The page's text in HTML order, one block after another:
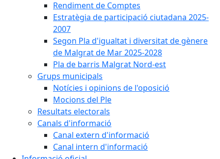
Rendiment de Comptes
Estratègia de participació ciutadana 2025-
2007
Segon Pla d'igualtat i diversitat de gènere
de Malgrat de Mar 2025-2028
Pla de barris Malgrat Nord-est
Grups municipals
Notícies i opinions de l'oposició
Mocions del Ple
Resultats electorals
Canals d'informació
Canal extern d'informació
Canal intern d'informació